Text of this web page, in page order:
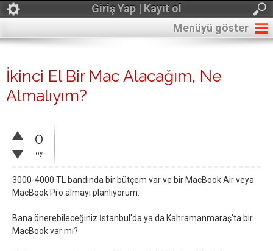
Giriş Yap | Kayıt ol
Menüyü göster
İkinci El Bir Mac Alacağım, Ne
Almalıyım?
0
oy
3000-4000 TL bandında bir bütçem var ve bir MacBook Air veya
MacBook Pro almayı planlıyorum.
Bana önerebileceğiniz İstanbul'da ya da Kahramanmaraş'ta bir
MacBook var mı?